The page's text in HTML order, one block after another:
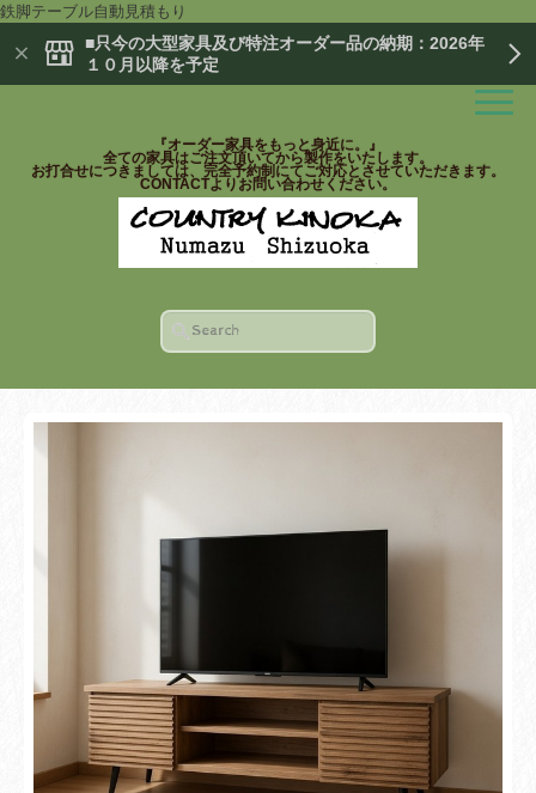
鉄脚テーブル自動見積もり
■只今の大型家具及び特注オーダー品の納期：2026年
１０月以降を予定
『オーダー家具をもっと身近に。』
全ての家具はご注文頂いてから製作をいたします。
お打合せにつきましては、完全予約制にてご対応とさせていただきます。
CONTACTよりお問い合わせください。